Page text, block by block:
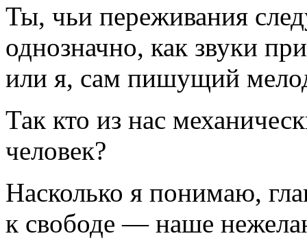
Ты, чьи переживания
однозначно, как звуки
или я, сам пишущий
Так кто из нас
человек?
Насколько я понимаю,
к свободе — наше